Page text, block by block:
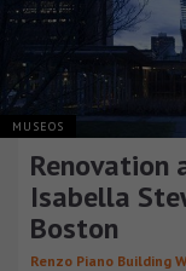
MUSEOS
Renovation
Isabella
Boston
Renzo Piano Building